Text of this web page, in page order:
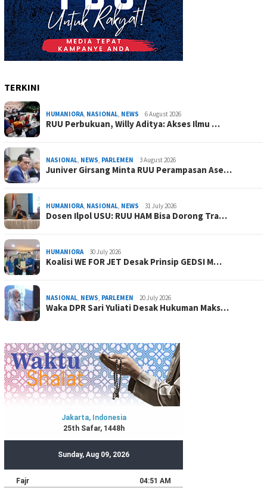
TERKINI
HUMANIORA, NASIONAL, NEWS 6 August 2026
RUU Perbukuan, Willy Aditya: Akses Ilmu …
NASIONAL, NEWS, PARLEMEN 3 August 2026
Juniver Girsang Minta RUU Perampasan Ase…
HUMANIORA, NASIONAL, NEWS 31 July 2026
Dosen Ilpol USU: RUU HAM Bisa Dorong Tra…
HUMANIORA 30 July 2026
Koalisi WE FOR JET Desak Prinsip GEDSI M…
NASIONAL, NEWS, PARLEMEN 20 July 2026
Waka DPR Sari Yuliati Desak Hukuman Maks…